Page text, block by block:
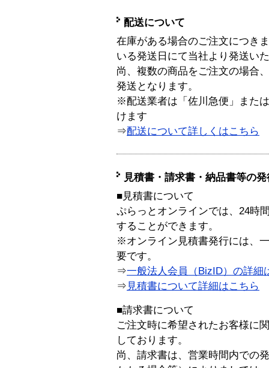
配送について
在庫がある場合のご注文につき
いる発送日にて当社より発送い
尚、複数の商品をご注文の場合
発送となります。
※配送業者は「佐川急便」また
けます
⇒配送について詳しくはこちら
見積書・請求書・納品書等の
■見積書について
ぷらっとオンラインでは、24時
することができます。
※オンライン見積書発行には、
要です。
⇒一般法人会員（BizID）の詳細
⇒ 見積書について詳細はこちら
■請求書について
ご注文時に希望されたお客様に
しております。
尚、請求書は、営業時間内での